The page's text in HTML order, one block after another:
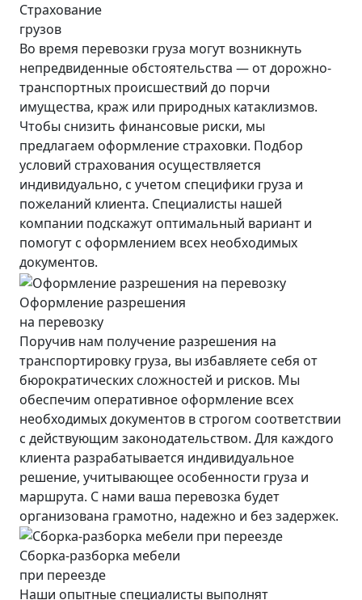
Страхование
грузов
Во время перевозки груза могут возникнуть
непредвиденные обстоятельства — от дорожно-
транспортных происшествий до порчи
имущества, краж или природных катаклизмов.
Чтобы снизить финансовые риски, мы
предлагаем оформление страховки. Подбор
условий страхования осуществляется
индивидуально, с учетом специфики груза и
пожеланий клиента. Специалисты нашей
компании подскажут оптимальный вариант и
помогут с оформлением всех необходимых
документов.
Оформление разрешения
на перевозку
Поручив нам получение разрешения на
транспортировку груза, вы избавляете себя от
бюрократических сложностей и рисков. Мы
обеспечим оперативное оформление всех
необходимых документов в строгом соответствии
с действующим законодательством. Для каждого
клиента разрабатывается индивидуальное
решение, учитывающее особенности груза и
маршрута. С нами ваша перевозка будет
организована грамотно, надежно и без задержек.
Сборка-разборка мебели
при переезде
Наши опытные специалисты выполнят